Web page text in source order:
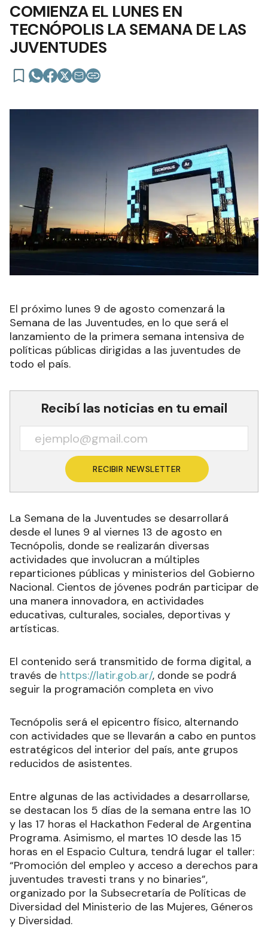
COMIENZA EL LUNES EN
TECNÓPOLIS LA SEMANA DE LAS
JUVENTUDES
El próximo lunes 9 de agosto comenzará la
Semana de las Juventudes, en lo que será el
lanzamiento de la primera semana intensiva de
políticas públicas dirigidas a las juventudes de
todo el país.
Recibí las noticias en tu email
RECIBIR NEWSLETTER
La Semana de la Juventudes se desarrollará
desde el lunes 9 al viernes 13 de agosto en
Tecnópolis, donde se realizarán diversas
actividades que involucran a múltiples
reparticiones públicas y ministerios del Gobierno
Nacional. Cientos de jóvenes podrán participar de
una manera innovadora, en actividades
educativas, culturales, sociales, deportivas y
artísticas.
El contenido será transmitido de forma digital, a
través de https://latir.gob.ar/, donde se podrá
seguir la programación completa en vivo
Tecnópolis será el epicentro físico, alternando
con actividades que se llevarán a cabo en puntos
estratégicos del interior del país, ante grupos
reducidos de asistentes.
Entre algunas de las actividades a desarrollarse,
se destacan los 5 días de la semana entre las 10
y las 17 horas el Hackathon Federal de Argentina
Programa. Asimismo, el martes 10 desde las 15
horas en el Espacio Cultura, tendrá lugar el taller:
“Promoción del empleo y acceso a derechos para
juventudes travesti trans y no binaries”,
organizado por la Subsecretaría de Políticas de
Diversidad del Ministerio de las Mujeres, Géneros
y Diversidad.